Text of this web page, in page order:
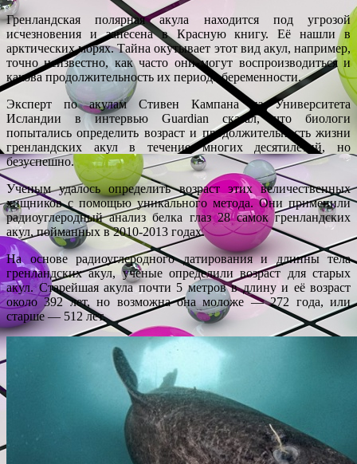
Гренландская полярная акула находится под угрозой
исчезновения и занесена в Красную книгу. Её нашли в
арктических морях. Тайна окутывает этот вид акул, например,
точно неизвестно, как часто они могут воспроизводиться и
какова продолжительность их периода беременности.
Эксперт по акулам Стивен Кампана из Университета
Исландии в интервью Guardian сказал, что биологи
попытались определить возраст и продолжительность жизни
гренландских акул в течение многих десятилетий, но
безуспешно.
Ученым удалось определить возраст этих величественных
хищников с помощью уникального метода. Они применили
радиоуглеродный анализ белка глаз 28 самок гренландских
акул, пойманных в 2010-2013 годах.
На основе радиоуглеродного датирования и длинны тела
гренландских акул, ученые определили возраст для старых
акул. Старейшая акула почти 5 метров в длину и её возраст
около 392 лет, но возможна она моложе — 272 года, или
старше — 512 лет.